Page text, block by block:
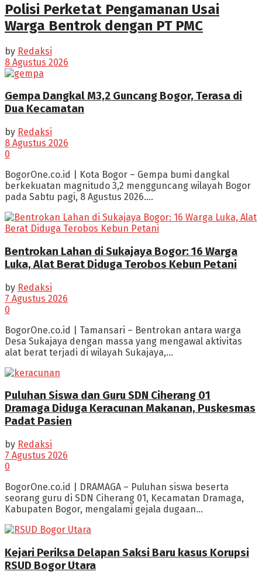
Polisi Perketat Pengamanan Usai
Warga Bentrok dengan PT PMC
by Redaksi
8 Agustus 2026
Gempa Dangkal M3,2 Guncang Bogor, Terasa di
Dua Kecamatan
by Redaksi
8 Agustus 2026
0
BogorOne.co.id | Kota Bogor – Gempa bumi dangkal
berkekuatan magnitudo 3,2 mengguncang wilayah Bogor
pada Sabtu pagi, 8 Agustus 2026....
Bentrokan Lahan di Sukajaya Bogor: 16 Warga
Luka, Alat Berat Diduga Terobos Kebun Petani
by Redaksi
7 Agustus 2026
0
BogorOne.co.id | Tamansari – Bentrokan antara warga
Desa Sukajaya dengan massa yang mengawal aktivitas
alat berat terjadi di wilayah Sukajaya,...
Puluhan Siswa dan Guru SDN Ciherang 01
Dramaga Diduga Keracunan Makanan, Puskesmas
Padat Pasien
by Redaksi
7 Agustus 2026
0
BogorOne.co.id | DRAMAGA – Puluhan siswa beserta
seorang guru di SDN Ciherang 01, Kecamatan Dramaga,
Kabupaten Bogor, mengalami gejala dugaan...
Kejari Periksa Delapan Saksi Baru kasus Korupsi
RSUD Bogor Utara